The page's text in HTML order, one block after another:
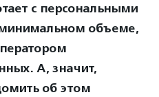
с персональными
объеме,
А, значит,
об этом